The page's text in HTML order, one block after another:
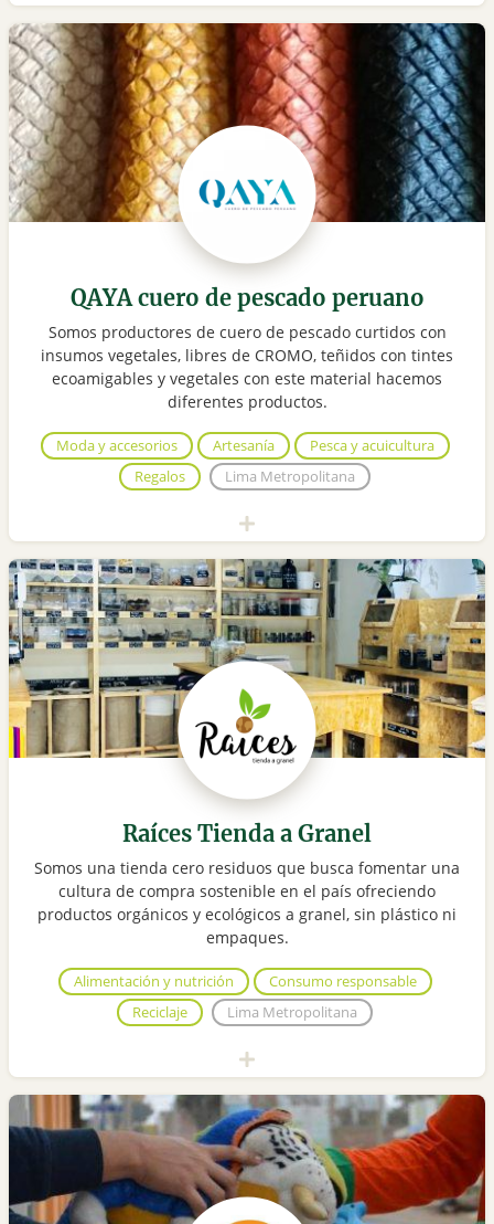
QAYA cuero de pescado peruano
Somos productores de cuero de pescado curtidos con
insumos vegetales, libres de CROMO, teñidos con tintes
ecoamigables y vegetales con este material hacemos
diferentes productos.
Moda y accesorios Artesanía
Pesca y acuicultura
Regalos
Lima Metropolitana
Raíces Tienda a Granel
Somos una tienda cero residuos que busca fomentar una
cultura de compra sostenible en el país ofreciendo
productos orgánicos y ecológicos a granel, sin plástico ni
empaques.
Alimentación y nutrición
Consumo responsable
Reciclaje
Lima Metropolitana